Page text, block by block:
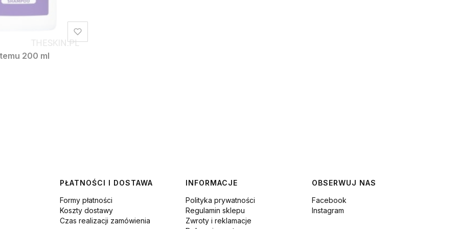
200 ml
PŁATNOŚCI I DOSTAWA
Formy płatności
Koszty dostawy
Czas realizacji zamówienia
INFORMACJE
Polityka prywatności
Regulamin sklepu
Zwroty i reklamacje
OBSERWUJ NAS
Facebook
Instagram